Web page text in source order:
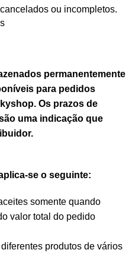
ou incompletos.
permanentemente
para pedidos
Os prazos de
uma indicação que
se o seguinte:
somente quando
valor total do pedido
produtos de vários